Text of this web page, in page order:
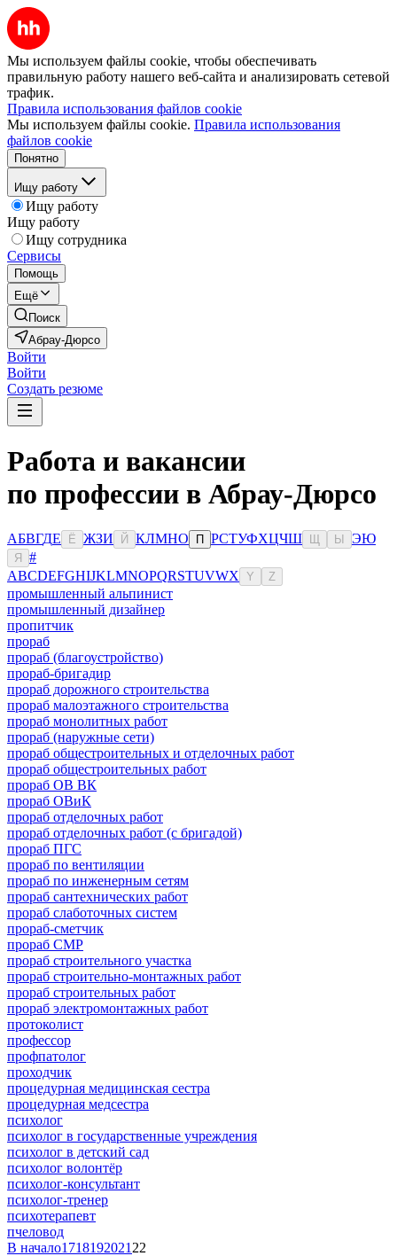
Мы используем файлы cookie, чтобы обеспечивать
правильную работу нашего веб-сайта и анализировать сетевой
трафик.
Правила использования файлов cookie
Мы используем файлы cookie. Правила использования
файлов cookie
Понятно
Ищу работу
Ищу работу
Ищу работу
Ищу сотрудника
Сервисы
Помощь
Ещё
Поиск
Абрау-Дюрсо
Войти
Войти
Создать резюме
Работа и вакансии
по профессии в Абрау-Дюрсо
АБВГДЕ Ё ЖЗИ Й КЛМНО П РСТУФХЦЧШ Ы ЭЮ
Я
#
ABCDEFGHIJKLMNOPQRSTUVWX Y Z
промышленный альпинист
промышленный дизайнер
пропитчик
прораб
прораб (благоустройство)
прораб-бригадир
прораб дорожного строительства
прораб малоэтажного строительства
прораб монолитных работ
прораб (наружные сети)
прораб общестроительных и отделочных работ
прораб общестроительных работ
прораб ОВ ВК
прораб ОВиК
прораб отделочных работ
прораб отделочных работ (с бригадой)
прораб ПГС
прораб по вентиляции
прораб по инженерным сетям
прораб сантехнических работ
прораб слаботочных систем
прораб-сметчик
прораб СМР
прораб строительного участка
прораб строительно-монтажных работ
прораб строительных работ
прораб электромонтажных работ
протоколист
профессор
профпатолог
проходчик
процедурная медицинская сестра
процедурная медсестра
психолог
психолог в государственные учреждения
психолог в детский сад
психолог волонтёр
психолог-консультант
психолог-тренер
психотерапевт
пчеловод
В начало1718192021 22